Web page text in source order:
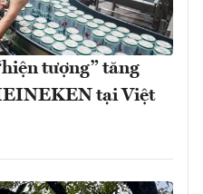
tượng” tăng
tại Việt